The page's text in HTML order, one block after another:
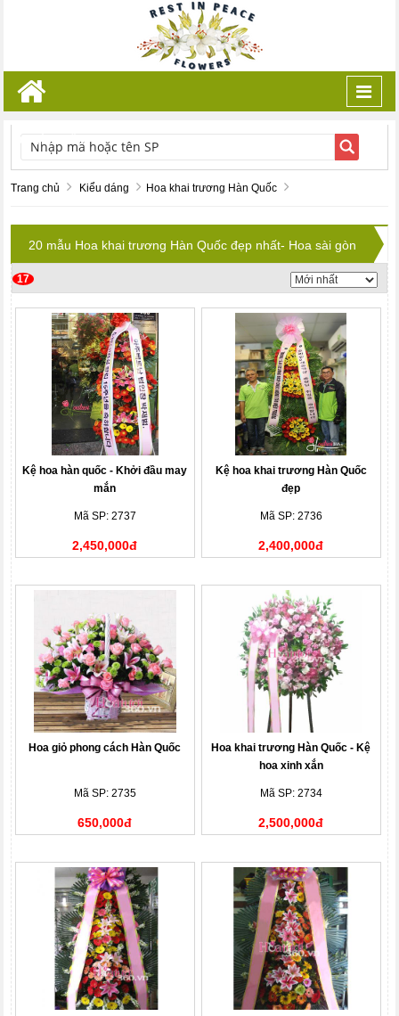
TÌM KIẾM
Trang chủ Kiểu dáng Hoa khai trương Hàn Quốc
20 mẫu Hoa khai trương Hàn Quốc đẹp nhất- Hoa sài gòn
17
Kệ hoa hàn quốc - Khởi đầu may
mắn
Mã SP: 2737
2,450,000đ
Kệ hoa khai trương Hàn Quốc
đẹp
Mã SP: 2736
2,400,000đ
Hoa giỏ phong cách Hàn Quốc
Mã SP: 2735
650,000đ
Hoa khai trương Hàn Quốc - Kệ
hoa xinh xắn
Mã SP: 2734
2,500,000đ